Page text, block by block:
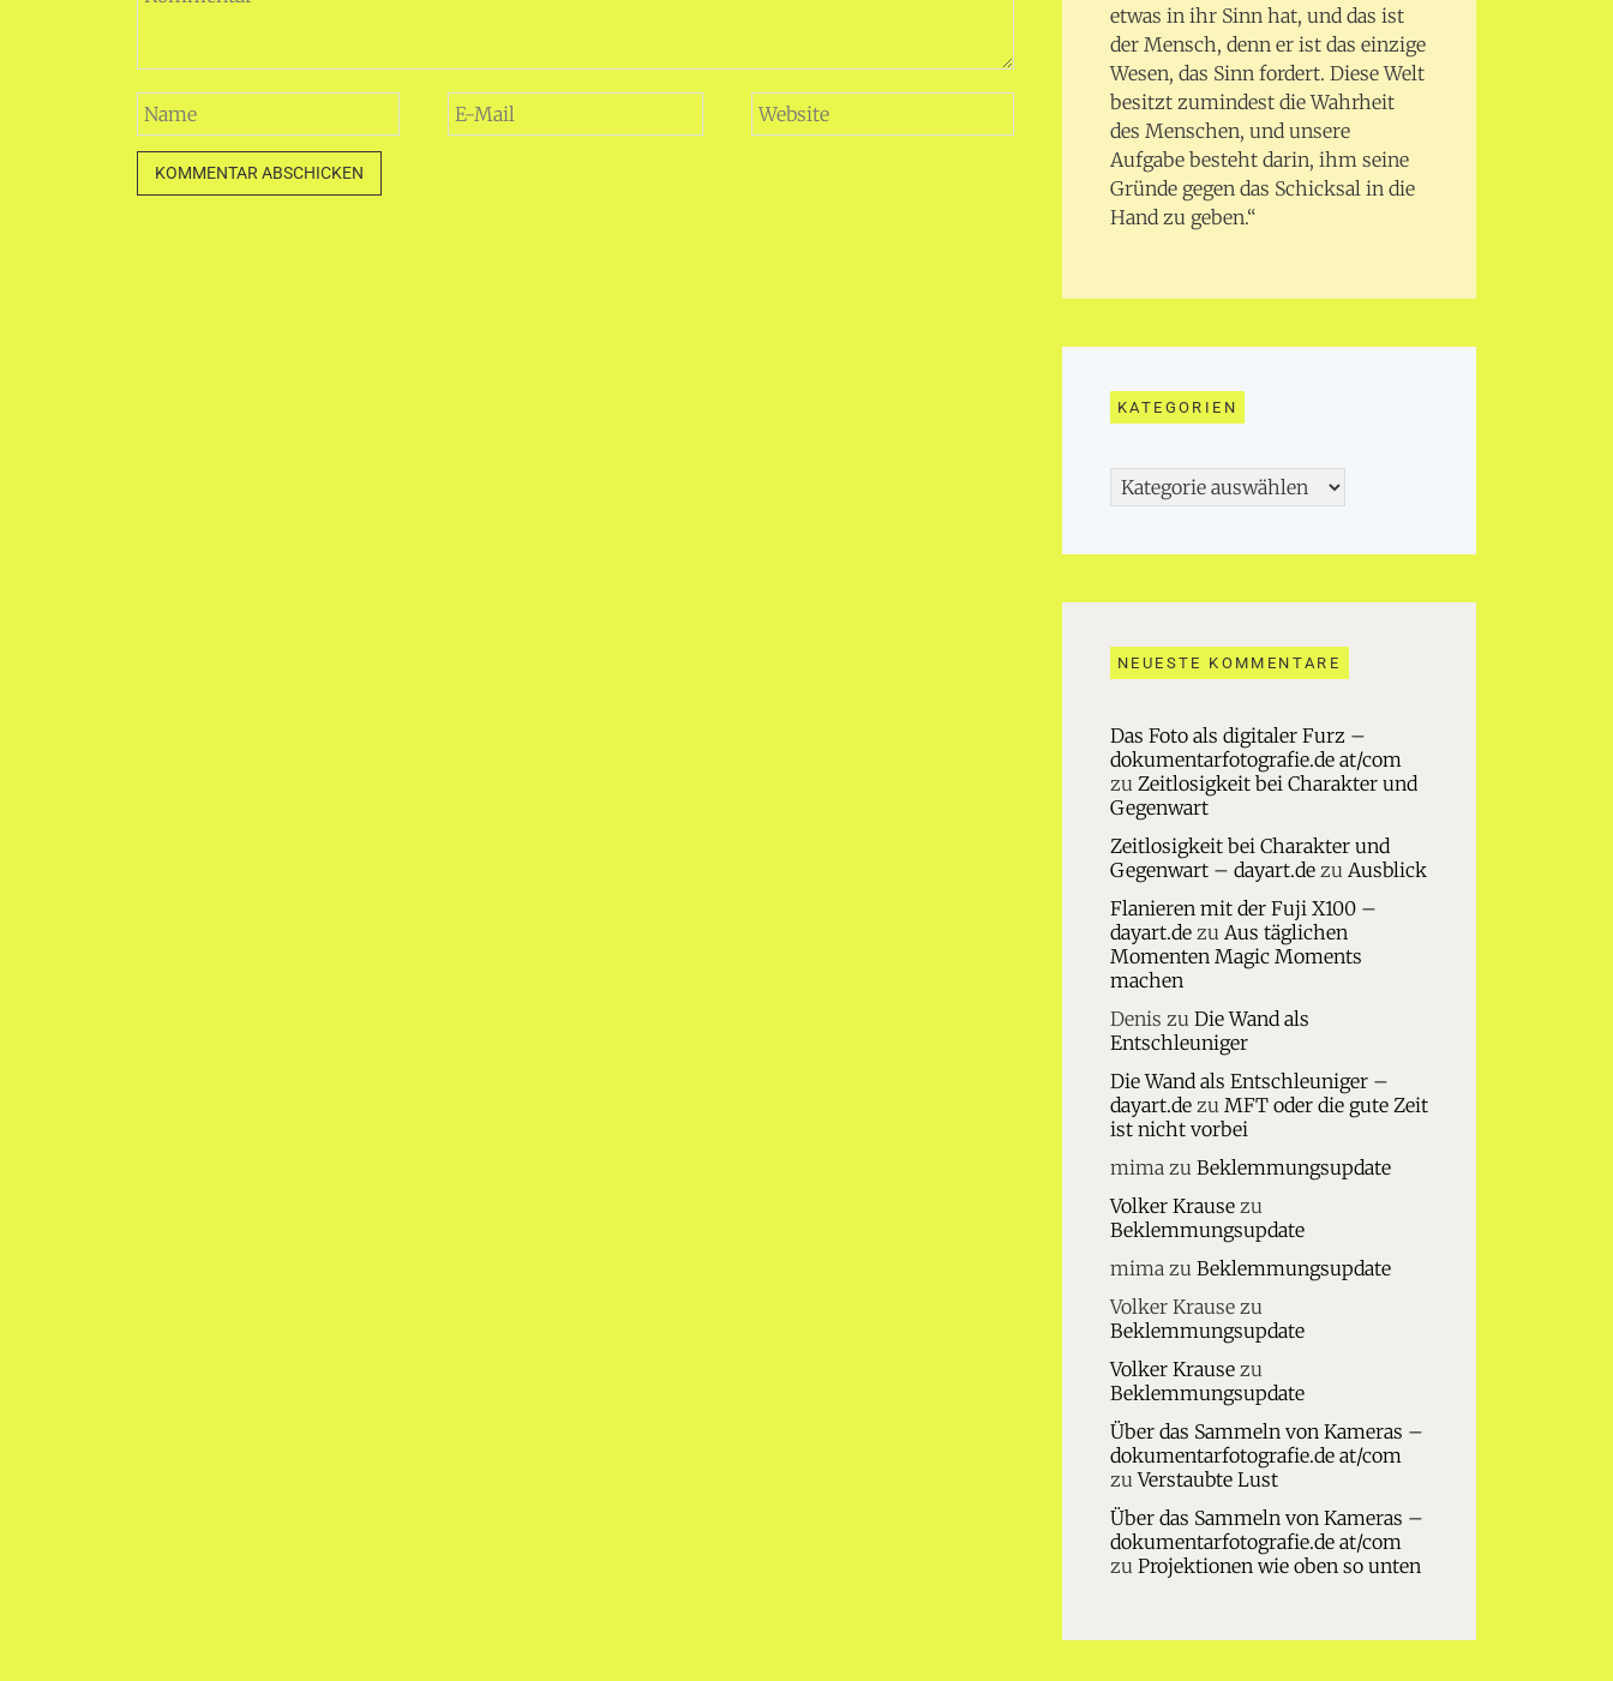
etwas in ihr Sinn hat, und das ist
der Mensch, denn er ist das einzige
Wesen, das Sinn fordert. Diese Welt
besitzt zumindest die Wahrheit
des Menschen, und unsere
Aufgabe besteht darin, ihm seine
Gründe gegen das Schicksal in die
Hand zu geben.“
KATEGORIEN
Kategorien
NEUESTE KOMMENTARE
Das Foto als digitaler Furz –
dokumentarfotografie.de at/com
zu Zeitlosigkeit bei Charakter und
Gegenwart
Zeitlosigkeit bei Charakter und
Gegenwart – dayart.dezu Ausblick
Flanieren mit der Fuji X100 –
dayart.dezu Aus täglichen
Momenten Magic Moments
machen
Denis zu Die Wand als
Entschleuniger
Die Wand als Entschleuniger –
dayart.dezu MFT oder die gute Zeit
ist nicht vorbei
mimazu Beklemmungsupdate
Volker Krausezu
Beklemmungsupdate
mimazu Beklemmungsupdate
Volker Krausezu
Beklemmungsupdate
Volker Krausezu
Beklemmungsupdate
Über das Sammeln von Kameras –
dokumentarfotografie.de at/com
zuVerstaubte Lust
Über das Sammeln von Kameras –
dokumentarfotografie.de at/com
zu Projektionen wie oben so unten